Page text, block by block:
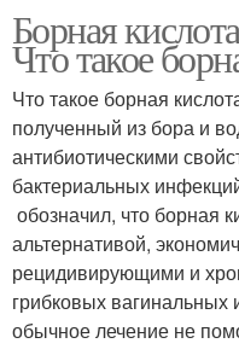
Борная
Что такое
Что такое борная
полученный из бора и
антибиотическими
бактериальных
обозначил, что борная
альтернативой,
рецидивирующими и
грибковых
обычное лечение не